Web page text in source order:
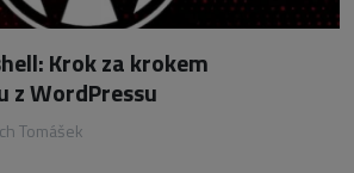
Krok za krokem
z WordPressu
Tomášek